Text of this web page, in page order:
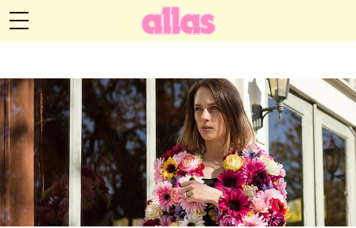
Hälsa
Relationer
Handarbete
Anna María Larssons blogg
Hem
Om Anna María
Kategorier
Arkiv
Kontakt